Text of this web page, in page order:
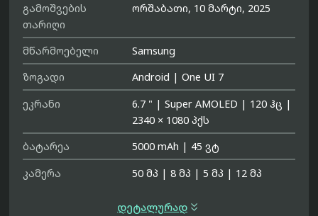
გამოშვების
თარიღი
ორშაბათი, 10 მარტი, 2025
მწარმოებელი
Samsung
ზოგადი
Android | One UI 7
ეკრანი
6.7 " | Super AMOLED | 120 ჰც |
2340 × 1080 პქს
ბატარეა
5000 mAh | 45 ვტ
კამერა
50 მპ | 8 მპ | 5 მპ | 12 მპ
დეტალურად 